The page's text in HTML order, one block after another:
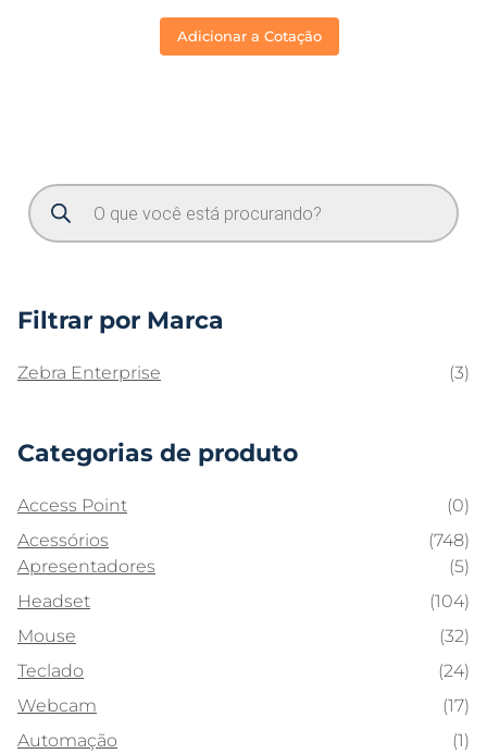
Adicionar a Cotação
Filtrar por Marca
Zebra Enterprise (3)
Categorias de produto
Access Point
(0)
Acessórios
(748)
Apresentadores
(5)
Headset
(104)
Mouse
(32)
Teclado
(24)
Webcam
(17)
Automação
(1)